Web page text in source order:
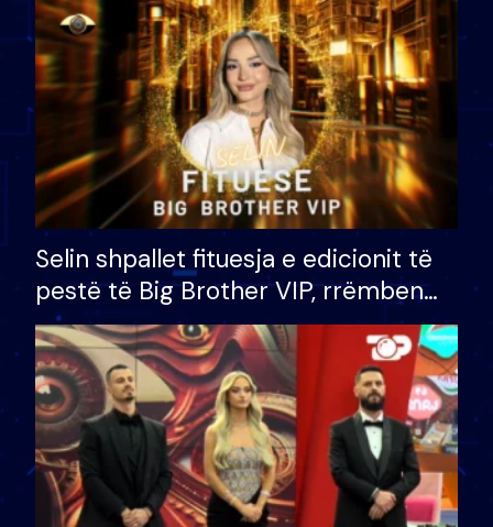
Selin shpallet fituesja e edicionit të
pestë të Big Brother VIP, rrëmben
çmimin e madh prej 100 mijë eurosh